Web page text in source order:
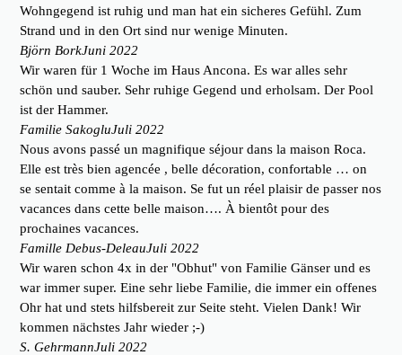
Wohngegend ist ruhig und man hat ein sicheres Gefühl. Zum
Strand und in den Ort sind nur wenige Minuten.
Björn BorkJuni 2022
Wir waren für 1 Woche im Haus Ancona. Es war alles sehr
schön und sauber. Sehr ruhige Gegend und erholsam. Der Pool
ist der Hammer.
Familie SakogluJuli 2022
Nous avons passé un magnifique séjour dans la maison Roca.
Elle est très bien agencée , belle décoration, confortable … on
se sentait comme à la maison. Se fut un réel plaisir de passer nos
vacances dans cette belle maison…. À bientôt pour des
prochaines vacances.
Famille Debus-DeleauJuli 2022
Wir waren schon 4x in der "Obhut" von Familie Gänser und es
war immer super. Eine sehr liebe Familie, die immer ein offenes
Ohr hat und stets hilfsbereit zur Seite steht. Vielen Dank! Wir
kommen nächstes Jahr wieder ;-)
S. GehrmannJuli 2022